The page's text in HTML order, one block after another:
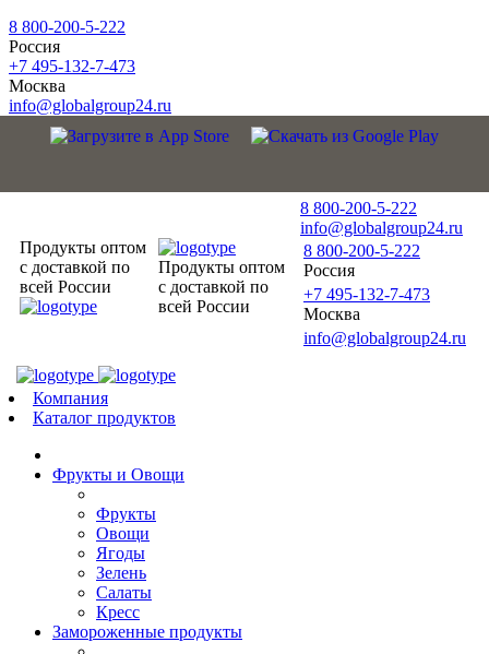
8 800-200-5-222
Россия
+7 495-132-7-473
Москва
info@globalgroup24.ru
Продукты оптом
с доставкой по
всей России
Продукты оптом
с доставкой по
всей России
8 800-200-5-222
info@globalgroup24.ru
8 800-200-5-222
Россия
+7 495-132-7-473
Москва
info@globalgroup24.ru
Компания
Каталог продуктов
Фрукты и Овощи
Фрукты
Овощи
Ягоды
Зелень
Салаты
Кресс
Замороженные продукты